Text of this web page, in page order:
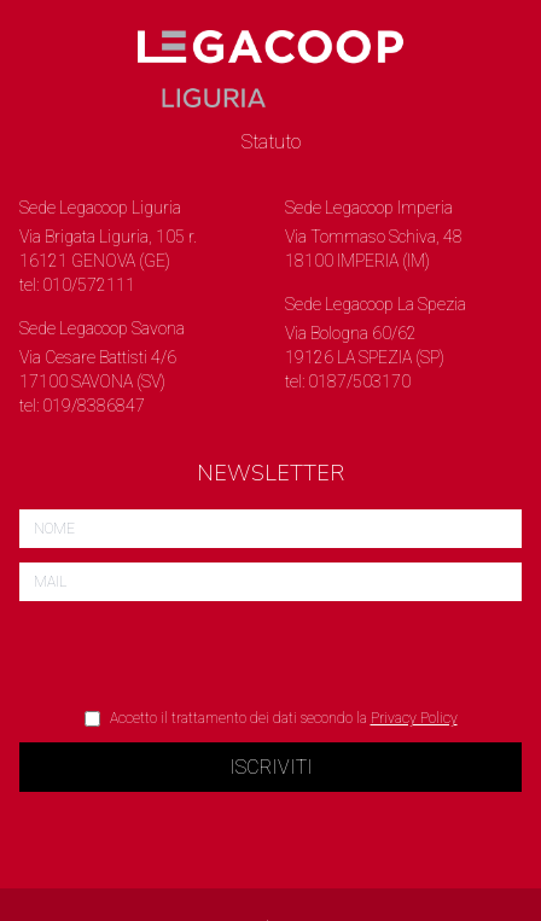
Statuto
Sede Legacoop Liguria
Via Brigata Liguria, 105 r.
16121 GENOVA (GE)
tel: 010/572111
Sede Legacoop Savona
Via Cesare Battisti 4/6
17100 SAVONA (SV)
tel: 019/8386847
Sede Legacoop Imperia
Via Tommaso Schiva, 48
18100 IMPERIA (IM)
Sede Legacoop La Spezia
Via Bologna 60/62
19126 LA SPEZIA (SP)
tel: 0187/503170
NEWSLETTER
Accetto il trattamento dei dati secondo la Privacy Policy
ISCRIVITI